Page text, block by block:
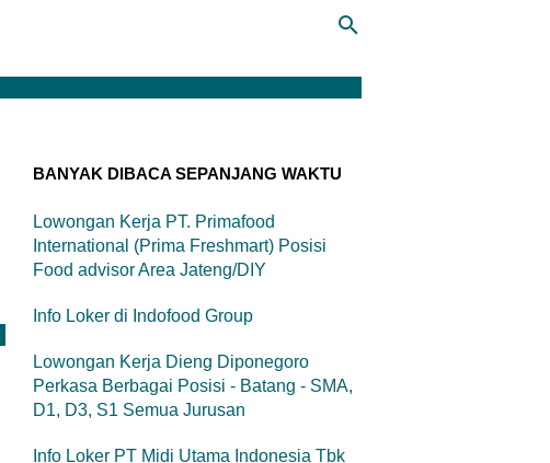
BANYAK DIBACA SEPANJANG WAKTU
Lowongan Kerja PT. Primafood
International (Prima Freshmart) Posisi
Food advisor Area Jateng/DIY
Info Loker di Indofood Group
Lowongan Kerja Dieng Diponegoro
Perkasa Berbagai Posisi - Batang - SMA,
D1, D3, S1 Semua Jurusan
Info Loker PT Midi Utama Indonesia Tbk